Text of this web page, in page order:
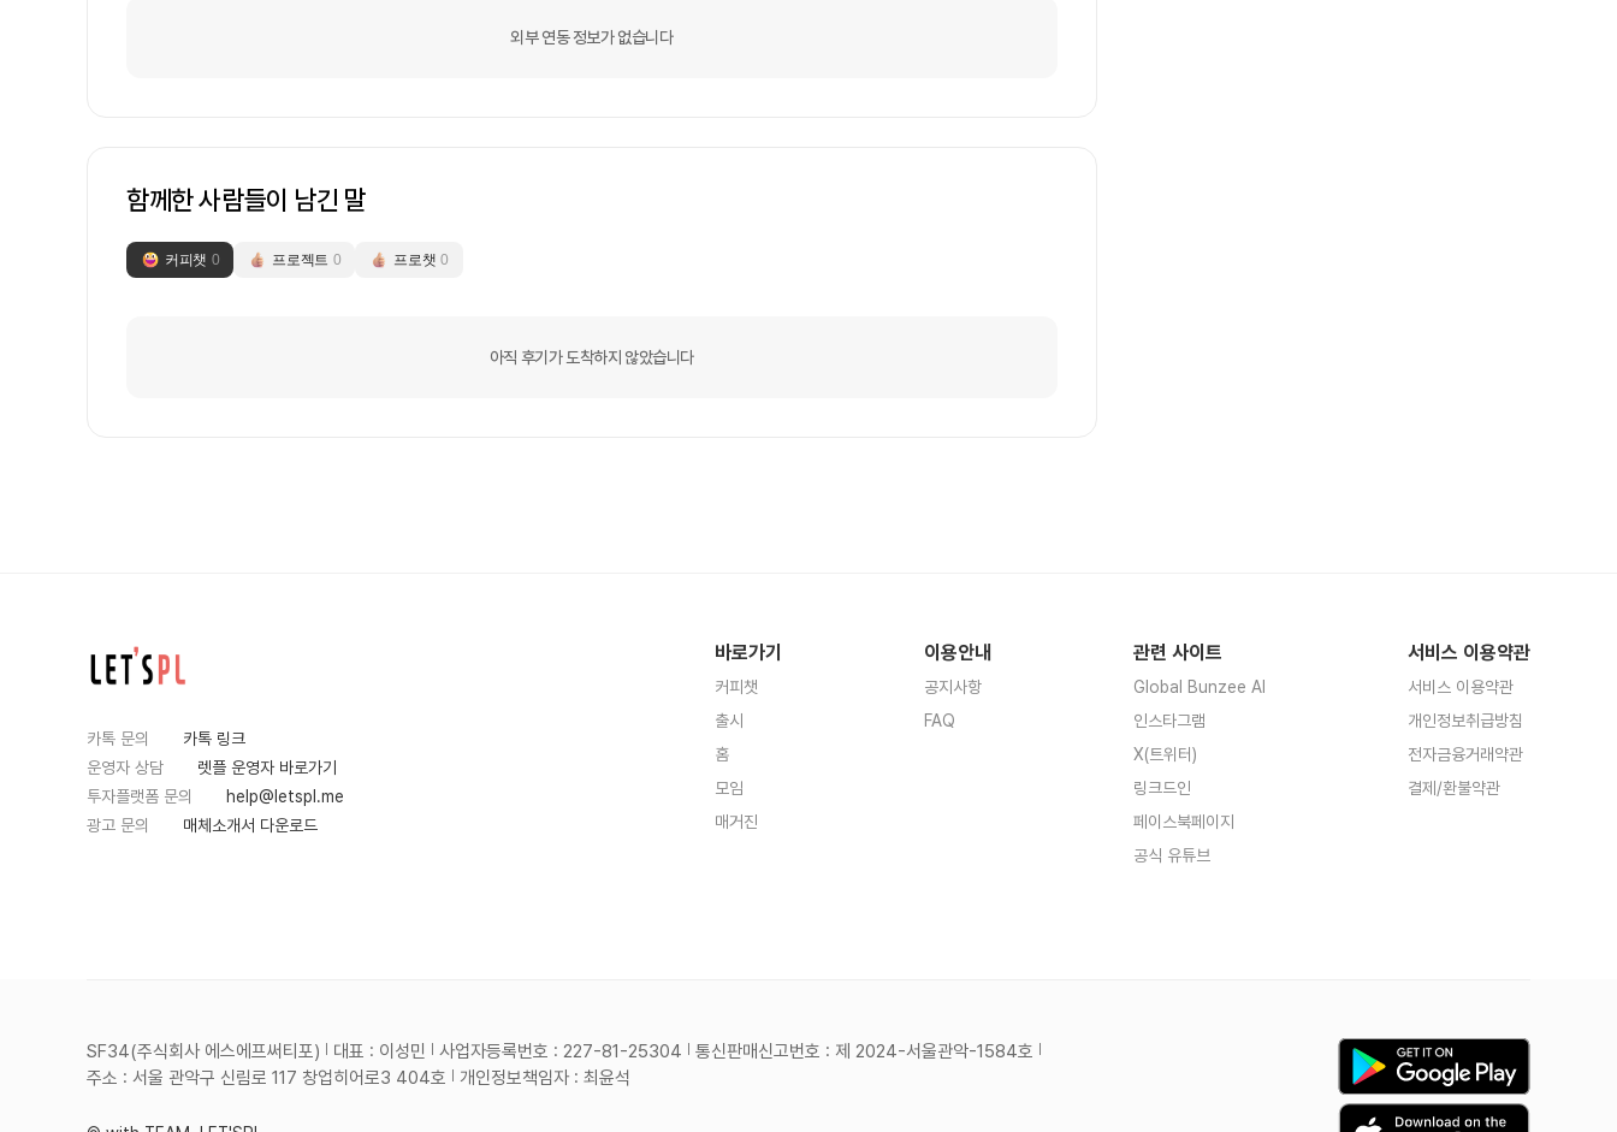
외부 연동 정보가 없습니다
함께한 사람들이 남긴 말
커피챗 0 프로젝트 0 프로챗 0
아직 후기가 도착하지 않았습니다
카톡 문의
카톡 링크
운영자 상담
렛플 운영자 바로가기
투자플랫폼 문의
help@letspl.me
광고 문의
매체소개서 다운로드
바로가기
커피챗
출시
홈
모임
매거진
이용안내
공지사항
FAQ
관련 사이트
Global Bunzee AI
인스타그램
X(트위터)
링크드인
페이스북페이지
공식 유튜브
서비스 이용약관
서비스 이용약관
개인정보취급방침
전자금융거래약관
결제/환불약관
SF34(주식회사 에스에프써티포) 대표 : 이성민 사업자등록번호 : 227-81-25304
통신판매신고번호 : 제 2024-서울관악-1584호
주소 : 서울 관악구 신림로 117 창업히어로3 404호
개인정보책임자 : 최윤석